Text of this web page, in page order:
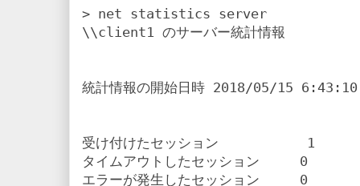
> net statistics server
\\client1 のサーバー統計情報
統計情報の開始日時 2018/05/15 6:43:10
受け付けたセッション           1
タイムアウトしたセッション     0
エラーが発生したセッション     0